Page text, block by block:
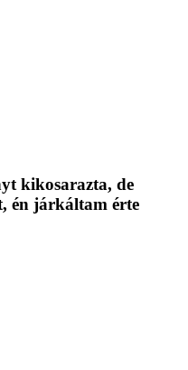
kikosarazta, de
én járkáltam érte